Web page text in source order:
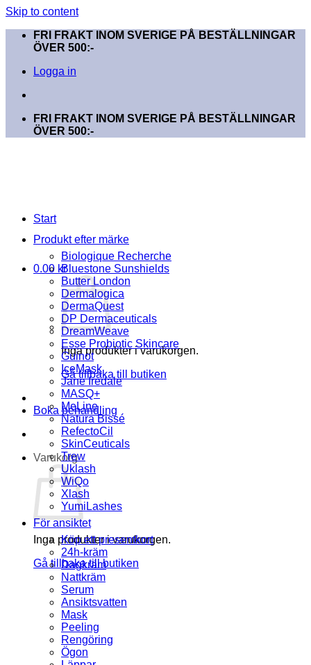
Skip to content
FRI FRAKT INOM SVERIGE PÅ BESTÄLLNINGAR
ÖVER 500:-
Logga in
FRI FRAKT INOM SVERIGE PÅ BESTÄLLNINGAR
ÖVER 500:-
0.00 kr
Inga produkter i varukorgen.
Gå tillbaka till butiken
Boka behandling
Varukorg
Inga produkter i varukorgen.
Gå tillbaka till butiken
Start
Produkt efter märke
Biologique Recherche
Bluestone Sunshields
Butter London
Dermalogica
DermaQuest
DP Dermaceuticals
DreamWeave
Esse Probiotic Skincare
Guinot
IceMask
Jane Iredale
MASQ+
MeLine
Natura Bissé
RefectoCil
SkinCeuticals
Trew
Uklash
WiQo
Xlash
YumiLashes
För ansiktet
Köp ett presentkort
24h-kräm
Dagkräm
Nattkräm
Serum
Ansiktsvatten
Mask
Peeling
Rengöring
Ögon